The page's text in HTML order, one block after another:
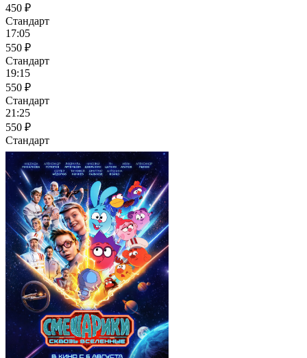
450 ₽
Стандарт
17:05
550 ₽
Стандарт
19:15
550 ₽
Стандарт
21:25
550 ₽
Стандарт